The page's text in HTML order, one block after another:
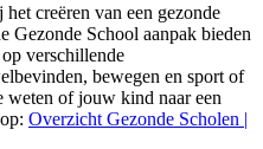
creëren van een gezonde
Gezonde School aanpak bieden
verschillende
bewegen en sport of
weten of jouw kind naar een
Overzicht Gezonde Scholen |